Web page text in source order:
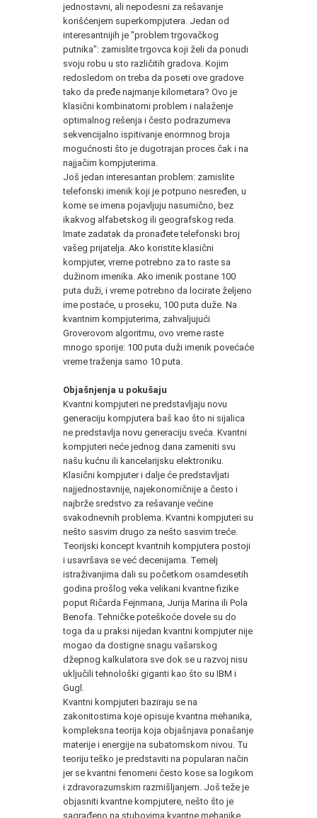
jednostavni, ali nepodesni za rešavanje
korišćenjem superkompjutera. Jedan od
interesantnijih je "problem trgovačkog
putnika": zamislite trgovca koji želi da ponudi
svoju robu u sto različitih gradova. Kojim
redosledom on treba da poseti ove gradove
tako da pređe najmanje kilometara? Ovo je
klasični kombinatorni problem i nalaženje
optimalnog rešenja i često podrazumeva
sekvencijalno ispitivanje enormnog broja
mogućnosti što je dugotrajan proces čak i na
najjačim kompjuterima.
Još jedan interesantan problem: zamislite
telefonski imenik koji je potpuno nesređen, u
kome se imena pojavljuju nasumično, bez
ikakvog alfabetskog ili geografskog reda.
Imate zadatak da pronađete telefonski broj
vašeg prijatelja. Ako koristite klasični
kompjuter, vreme potrebno za to raste sa
dužinom imenika. Ako imenik postane 100
puta duži, i vreme potrebno da locirate željeno
ime postaće, u proseku, 100 puta duže. Na
kvantnim kompjuterima, zahvaljujući
Groverovom algoritmu, ovo vreme raste
mnogo sporije: 100 puta duži imenik povećaće
vreme traženja samo 10 puta.
Objašnjenja u pokušaju
Kvantni kompjuteri ne predstavljaju novu
generaciju kompjutera baš kao što ni sijalica
ne predstavlja novu generaciju sveća. Kvantni
kompjuteri neće jednog dana zameniti svu
našu kućnu ili kancelarijsku elektroniku.
Klasični kompjuter i dalje će predstavljati
najjednostavnije, najekonomičnije a često i
najbrže sredstvo za rešavanje većine
svakodnevnih problema. Kvantni kompjuteri su
nešto sasvim drugo za nešto sasvim treće.
Teorijski koncept kvantnih kompjutera postoji
i usavršava se već decenijama. Temelj
istraživanjima dali su početkom osamdesetih
godina prošlog veka velikani kvantne fizike
poput Ričarda Fejnmana, Jurija Marina ili Pola
Benofa. Tehničke poteškoće dovele su do
toga da u praksi nijedan kvantni kompjuter nije
mogao da dostigne snagu vašarskog
džepnog kalkulatora sve dok se u razvoj nisu
uključili tehnološki giganti kao što su IBM i
Gugl.
Kvantni kompjuteri baziraju se na
zakonitostima koje opisuje kvantna mehanika,
kompleksna teorija koja objašnjava ponašanje
materije i energije na subatomskom nivou. Tu
teoriju teško je predstaviti na popularan način
jer se kvantni fenomeni često kose sa logikom
i zdravorazumskim razmišljanjem. Još teže je
objasniti kvantne kompjutere, nešto što je
sagrađeno na stubovima kvantne mehanike,